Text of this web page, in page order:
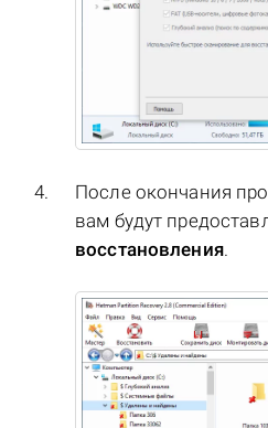
После окончания
вам будут
восстановления.